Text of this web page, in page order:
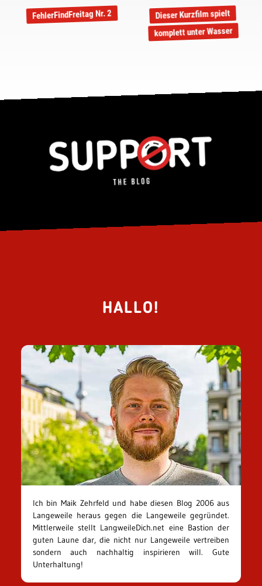
FehlerFindFreitag Nr. 2 Dieser Kurzfilm spielt
komplett unter Wasser
HALLO!
Ich bin Maik Zehrfeld und habe diesen Blog 2006 aus
Langeweile heraus gegen die Langeweile gegründet.
Mittlerweile stellt LangweileDich.net eine Bastion der
guten Laune dar, die nicht nur Langeweile vertreiben
sondern auch nachhaltig inspirieren will. Gute
Unterhaltung!